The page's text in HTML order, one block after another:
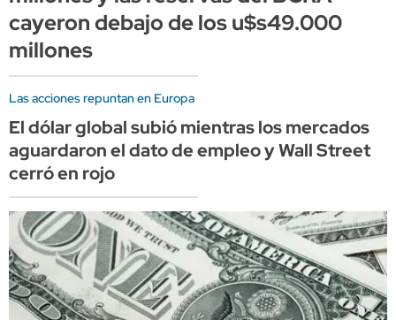
cayeron debajo de los u$s49.000
millones
Las acciones repuntan en Europa
El dólar global subió mientras los mercados
aguardaron el dato de empleo y Wall Street
cerró en rojo